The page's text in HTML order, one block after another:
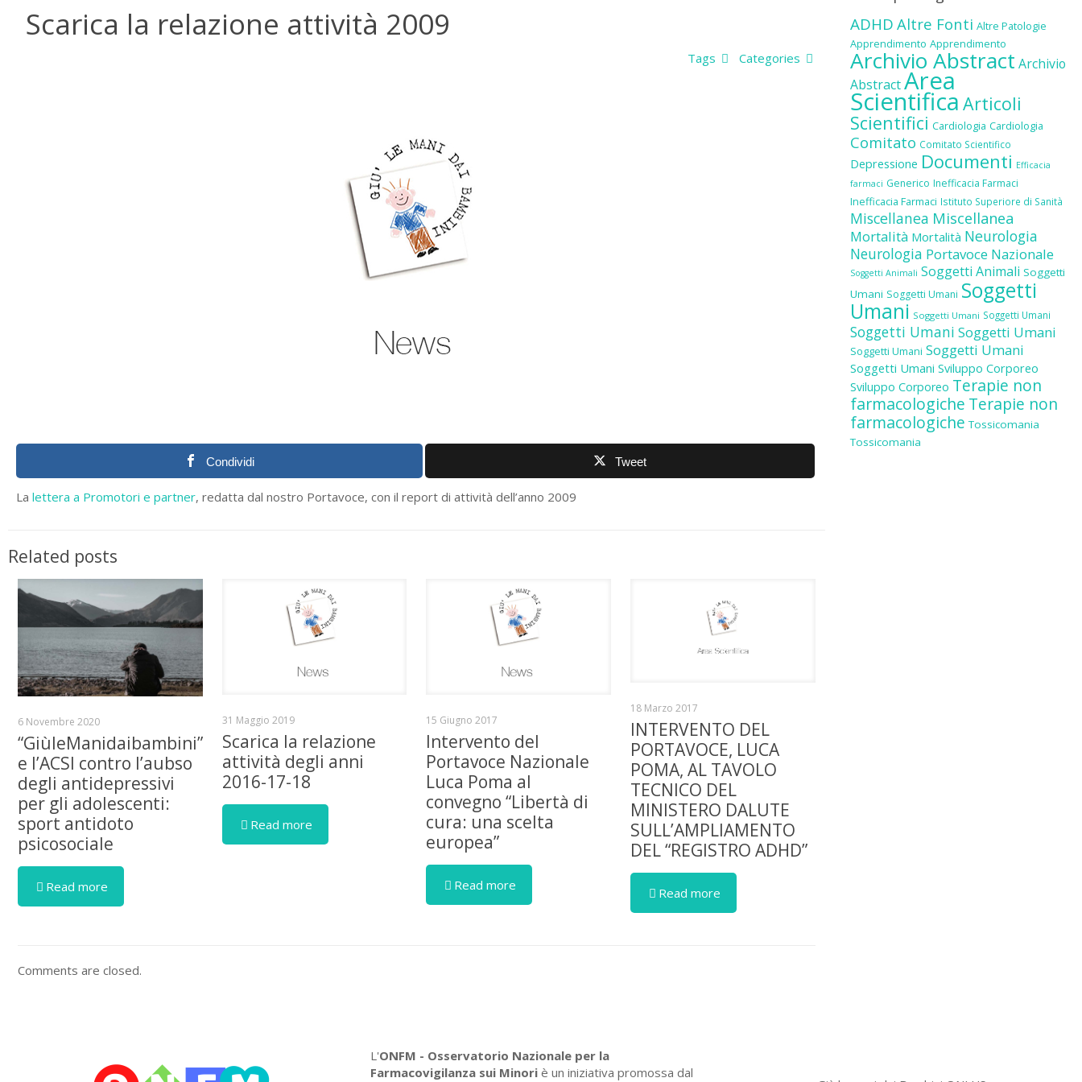
Scarica la relazione attività 2009
Categories
Tags
Condividi Tweet
Lalettera a Promotori e partner, redatta dal nostro Portavoce, con il report di attività dell’anno 2009
Related posts
6 Novembre 2020
“GiùleManidaibambini”
e l’ACSI contro l’aubso
degli antidepressivi
per gli adolescenti:
sport antidoto
psicosociale
Read more
31 Maggio 2019
Scarica la relazione
attività degli anni
2016-17-18
Read more
15 Giugno 2017
Intervento del
Portavoce Nazionale
Luca Poma al
convegno “Libertà di
cura: una scelta
europea”
Read more
18 Marzo 2017
INTERVENTO DEL
PORTAVOCE, LUCA
POMA, AL TAVOLO
TECNICO DEL
MINISTERO DALUTE
SULL’AMPLIAMENTO
DEL “REGISTRO ADHD”
Read more
Comments are closed.
ADHD Altre Fonti Altre Patologie
Apprendimento Apprendimento
Archivio Abstract Archivio
AbstractArea
Scientifica Articoli
Scientifici Cardiologia Cardiologia
Comitato Comitato Scientifico
Depressione Documenti Efficacia
farmaci Generico Inefficacia Farmaci
Inefficacia Farmaci Istituto Superiore di Sanità
Miscellanea Miscellanea
Mortalità Mortalità Neurologia
Neurologia Portavoce Nazionale
Soggetti Animali Soggetti Animali Soggetti
Umani Soggetti Umani Soggetti
Umani Soggetti Umani Soggetti Umani
Soggetti Umani Soggetti Umani
Soggetti Umani Soggetti Umani
Soggetti Umani Sviluppo Corporeo
Sviluppo Corporeo Terapie non
farmacologiche Terapie non
farmacologiche Tossicomania
Tossicomania
L'ONFM - Osservatorio Nazionale per la
Farmacovigilanza sui Minori è un iniziativa promossa dal